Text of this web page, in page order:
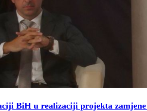
BiH u realizaciji projekta